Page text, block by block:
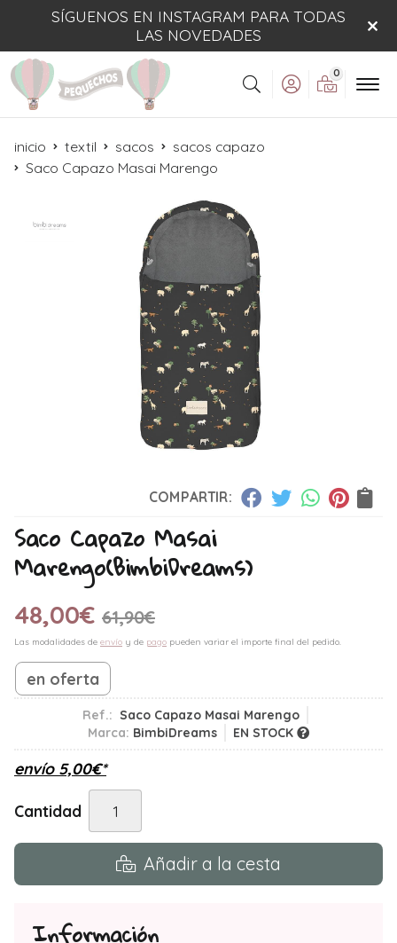
SÍGUENOS EN INSTAGRAM PARA TODAS
LAS NOVEDADES
Buscar
0
inicio textil sacos
sacos capazo
Saco Capazo Masai Marengo
COMPARTIR:
Saco Capazo Masai
Marengo(BimbiDreams)
48,00€ 61,90€
Las modalidades de envío y de pago pueden variar el importe final del pedido.
en oferta
Ref.: Saco Capazo Masai Marengo
Marca: BimbiDreams EN STOCK
envío 5,00€*
Cantidad
Añadir a la cesta
Información